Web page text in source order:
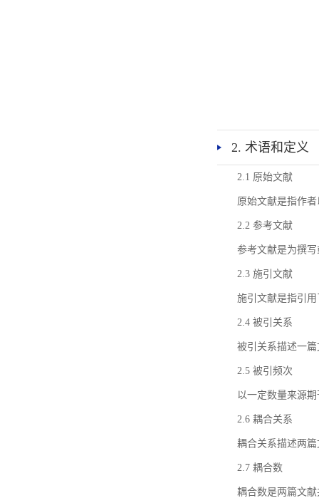
2. 术语和定义
2.1 原始文献
原始文献是指作
2.2 参考文献
参考文献是为撰
2.3 施引文献
施引文献是指引
2.4 被引关系
被引关系描述一
2.5 被引频次
以一定数量来源
2.6 耦合关系
耦合关系描述两
2.7 耦合数
耦合数是两篇文